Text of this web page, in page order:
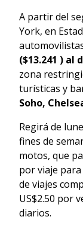
A partir del
York, en
($13.241 ) al
zona
turísticas y
Soho,
Regirá de
fines de
motos, que
por viaje para
de viajes
US$2.50 por
diarios.